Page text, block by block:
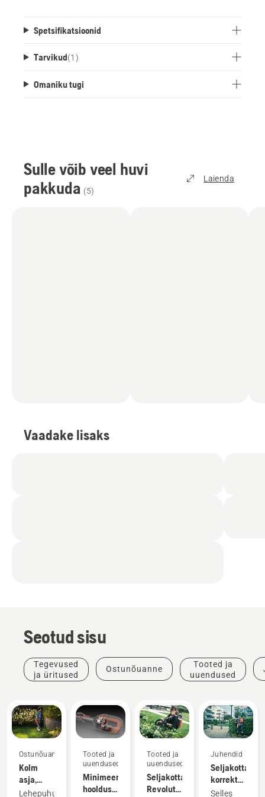
Spetsifikatsioonid
Tarvikud(1 )
Omaniku tugi
Sulle võib veel huvi
pakkuda (5)
Laienda
Vaadake lisaks
Seotud sisu
Tegevused
ja üritused
Ostunõuanne
Tooted ja
uuendused
Ostunõuanne
Kolm
asja,
millega
Lehepuhur
Tooted ja
uuendused
Minimeeri
hooldusvajadust
Tooted ja
uuendused
Seljakottaku.
Revolutsioon
Juhendid
Seljakottaku
korrektne
seadistamine
Selles